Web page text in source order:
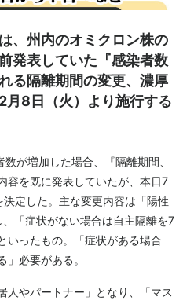
、州内のオミクロン株の
発表していた『感染者数
る隔離期間の変更、濃厚
月8日（火）より施行する
が増加した場合、『隔離期間、
容を既に発表していたが、本日7
定した。主な変更内容は「陽性
「症状がない場合は自主隔離を7
いったもの。「症状がある場合
必要がある。
人やパートナー」となり、「マス